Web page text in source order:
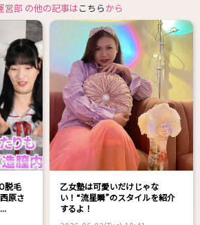
営部 の他の記事はこちらから
脱毛
原さ
乙女塾は可愛いだけじゃな
い！“流星瞬”のスタイルを紹介
するよ！